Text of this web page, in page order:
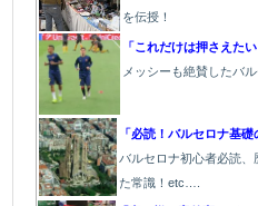
を伝授！
「これだけは押さえた
メッシーも絶賛したバ
「必読！バルセロナ基礎
バルセロナ初心者必読
た常識！etc….